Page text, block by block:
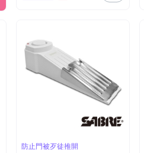
防止門被歹徒推開